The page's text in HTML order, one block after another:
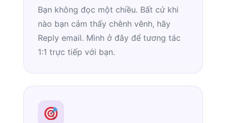
Bạn không đọc một chiều. Bất cứ khi
nào bạn cảm thấy chênh vênh, hãy
Reply email. Mình ở đây để tương tác
1:1 trực tiếp với bạn.